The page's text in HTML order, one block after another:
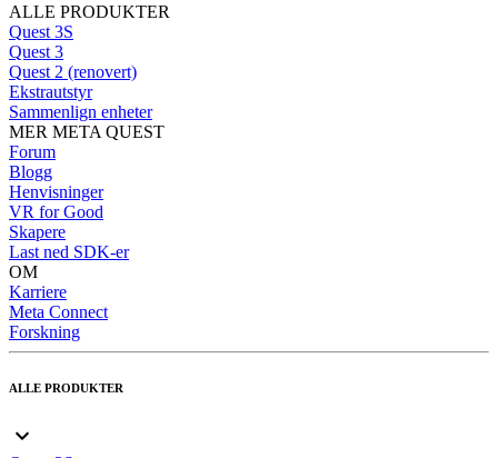
ALLE PRODUKTER
Quest 3S
Quest 3
Quest 2 (renovert)
Ekstrautstyr
Sammenlign enheter
MER META QUEST
Forum
Blogg
Henvisninger
VR for Good
Skapere
Last ned SDK-er
OM
Karriere
Meta Connect
Forskning
ALLE PRODUKTER